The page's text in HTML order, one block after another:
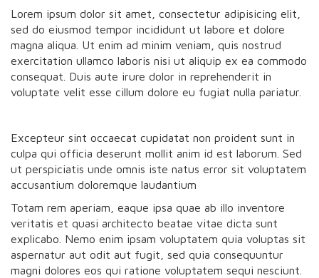
Lorem ipsum dolor sit amet, consectetur adipisicing elit,
sed do eiusmod tempor incididunt ut labore et dolore
magna aliqua. Ut enim ad minim veniam, quis nostrud
exercitation ullamco laboris nisi ut aliquip ex ea commodo
consequat. Duis aute irure dolor in reprehenderit in
voluptate velit esse cillum dolore eu fugiat nulla pariatur.
Excepteur sint occaecat cupidatat non proident sunt in
culpa qui officia deserunt mollit anim id est laborum. Sed
ut perspiciatis unde omnis iste natus error sit voluptatem
accusantium doloremque laudantium
Totam rem aperiam, eaque ipsa quae ab illo inventore
veritatis et quasi architecto beatae vitae dicta sunt
explicabo. Nemo enim ipsam voluptatem quia voluptas sit
aspernatur aut odit aut fugit, sed quia consequuntur
magni dolores eos qui ratione voluptatem sequi nesciunt.